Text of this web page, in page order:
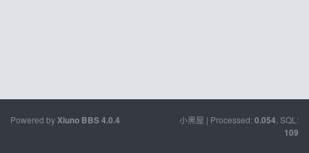
Powered byXiuno BBS4.0.4 小黑屋 | Processed: 0.054 , SQL:
109